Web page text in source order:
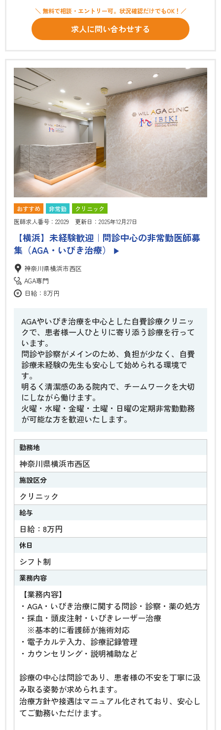
＼ 無料で相談・エントリー可。状況確認だけでもOK！／
求人に問い合わせする
おすすめ 非常勤
クリニック
医師求人番号：22029 更新日：2025年12月27日
【横浜】未経験歓迎｜問診中心の非常勤医師募
集（AGA・いびき治療）
▶
神奈川県横浜市西区
AGA専門
日給：8万円
AGAやいびき治療を中心とした自費診療クリニッ
クで、患者様一人ひとりに寄り添う診療を行って
います。
問診や診察がメインのため、負担が少なく、自費
診療未経験の先生も安心して始められる環境で
す。
明るく清潔感のある院内で、チームワークを大切
にしながら働けます。
火曜・水曜・金曜・土曜・日曜の定期非常勤勤務
が可能な方を歓迎いたします。
勤務地
神奈川県横浜市西区
施設区分
クリニック
給与
日給：8万円
休日
シフト制
業務内容
【業務内容】
・AGA・いびき治療に関する問診・診察・薬の処方
・採血・頭皮注射・いびきレーザー治療
※基本的に看護師が施術対応
・電子カルテ入力、診療記録管理
・カウンセリング・説明補助など
診療の中心は問診であり、患者様の不安を丁寧に汲
み取る姿勢が求められます。
治療方針や接遇はマニュアル化されており、安心し
てご勤務いただけます。